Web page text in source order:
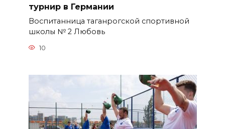
турнир в Германии
Воспитанница таганрогской спортивной
школы № 2 Любовь
10